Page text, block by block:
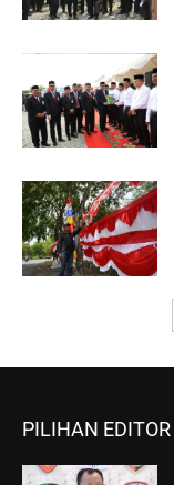
PILIHAN EDITOR